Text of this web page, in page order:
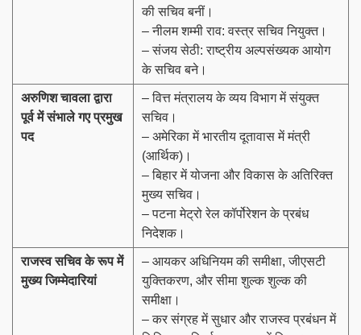
की सचिव बनीं।
– नीलम शम्मी राव: वस्त्र सचिव नियुक्त।
– संजय सेठी: राष्ट्रीय अल्पसंख्यक आयोग
के सचिव बने।
अरुणिश चावला द्वारा
पूर्व में संभाले गए प्रमुख
पद
– वित्त मंत्रालय के व्यय विभाग में संयुक्त
सचिव।
– अमेरिका में भारतीय दूतावास में मंत्री
(आर्थिक)।
– बिहार में योजना और विकास के अतिरिक्त
मुख्य सचिव।
– पटना मेट्रो रेल कॉर्पोरेशन के प्रबंध
निदेशक।
राजस्व सचिव के रूप में
मुख्य जिम्मेदारियां
– आयकर अधिनियम की समीक्षा, जीएसटी
युक्तिकरण, और सीमा शुल्क शुल्क की
समीक्षा।
– कर संग्रह में सुधार और राजस्व प्रबंधन में